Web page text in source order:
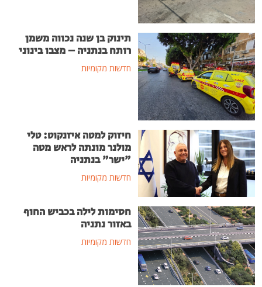
תינוק בן שנה נכווה משמן
רותח בנתניה – מצבו בינוני
חדשות מקומיות
חיזוק למטה איזנקוט: טלי
מולנר מונתה לראש מטה
"ישר" בנתניה
חדשות מקומיות
חסימות לילה בכביש החוף
באזור נתניה
חדשות מקומיות